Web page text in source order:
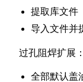
提取库文件
导入文件并
过孔阻焊扩展：
全部默认盖